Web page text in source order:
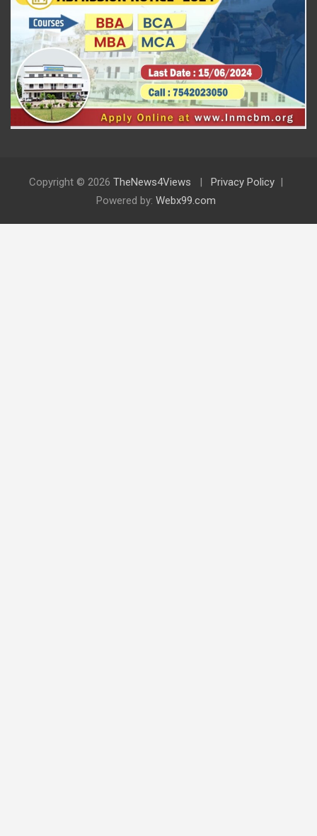
Copyright © 2026 TheNews4Views
Privacy Policy
Powered by: Webx99.com